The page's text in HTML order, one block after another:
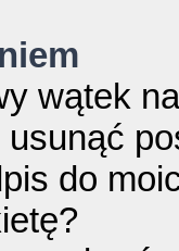
wątek
do